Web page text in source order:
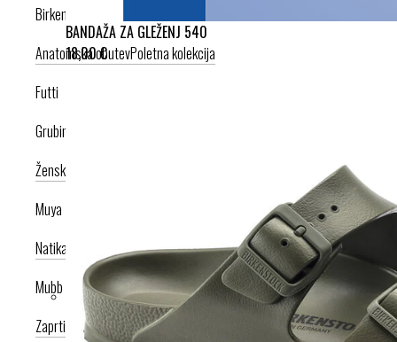
BANDAŽA ZA GLEŽENJ 540
18,00 €
Birkenstock
Anatomska obutevPoletna kolekcija
Futti
Grubin
Ženska celoletna kolekcija
Nogavice
Muya
Natikači
Srednje visoka petaVisoka peta
Mubb
Zaprti modeliOdprti modeli